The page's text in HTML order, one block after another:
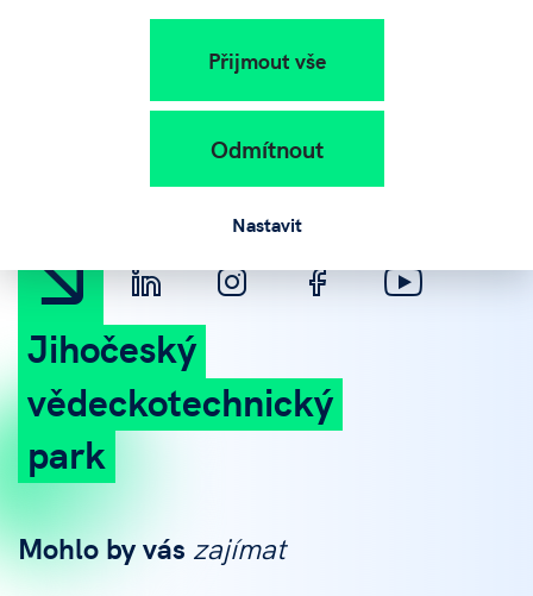
Přijmout vše
Odmítnout
Nastavit
+420 383 579 111
Jihočeský
vědeckotechnický
park
Mohlo by vás zajímat